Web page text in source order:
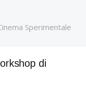
Sperimentale
di